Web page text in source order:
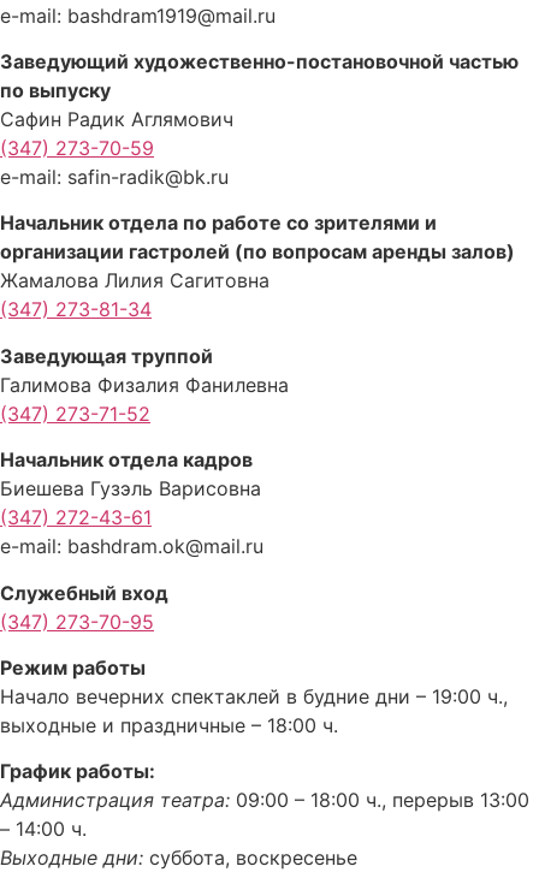
e-mail: bashdram1919@mail.ru
Заведующий художественно-постановочной частью
по выпуску
Сафин Радик Аглямович
(347) 273-70-59
e-mail: safin-radik@bk.ru
Начальник отдела по работе со зрителями и
организации гастролей (по вопросам аренды залов)
Жамалова Лилия Сагитовна
(347) 273-81-34
Заведующая труппой
Галимова Физалия Фанилевна
(347) 273-71-52
Начальник отдела кадров
Биешева Гузэль Варисовна
(347) 272-43-61
e-mail: bashdram.ok@mail.ru
Служебный вход
(347) 273-70-95
Режим работы
Начало вечерних спектаклей в будние дни – 19:00 ч.,
выходные и праздничные – 18:00 ч.
График работы:
Администрация театра: 09:00 – 18:00 ч., перерыв 13:00
– 14:00 ч.
Выходные дни: суббота, воскресенье